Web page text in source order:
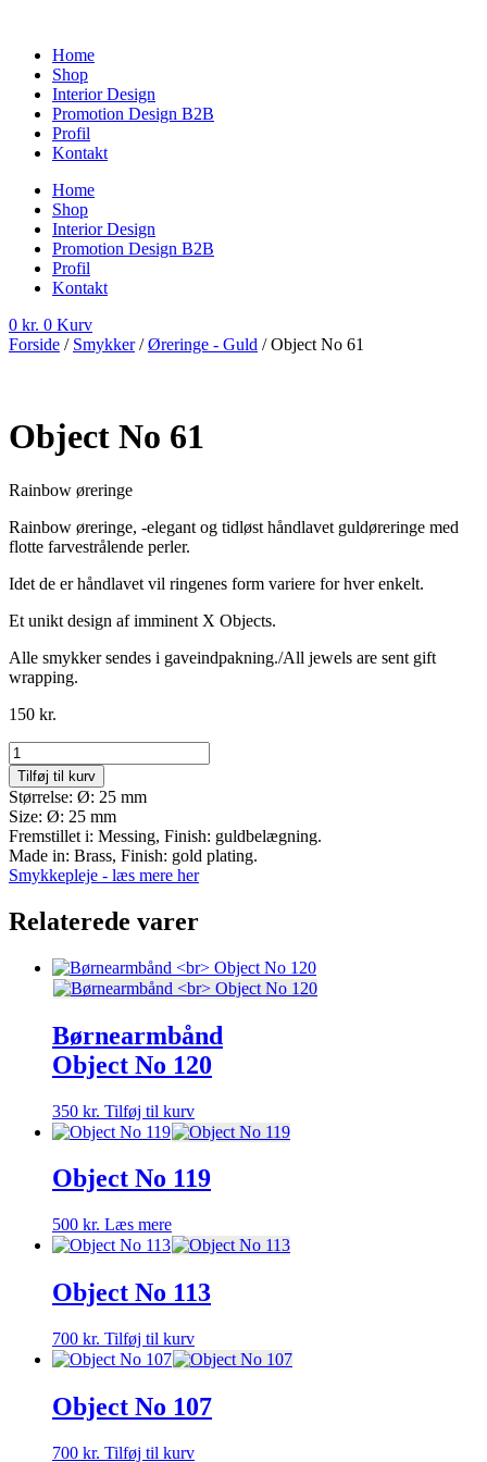
indholdHome
Shop
Interior Design
Promotion Design B2B
Profil
Kontakt
Home
Shop
Interior Design
Promotion Design B2B
Profil
Kontakt
0 kr. 0 Kurv
Forside / Smykker/Øreringe - Guld / Object No 61
Object No 61
Rainbow øreringe
Rainbow øreringe, -elegant og tidløst håndlavet guldøreringe med
flotte farvestrålende perler.
Idet de er håndlavet vil ringenes form variere for hver enkelt.
Et unikt design af imminent X Objects.
Alle smykker sendes i gaveindpakning./All jewels are sent gift
wrapping.
150 kr.
Object
No
61
antal
Tilføj til kurv
Størrelse: Ø: 25 mm
Size: Ø: 25 mm
Fremstillet i: Messing, Finish: guldbelægning.
Made in: Brass, Finish: gold plating.
Smykkepleje - læs mere her
Relaterede varer
Børnearmbånd
Object No 120
350 kr. Tilføj til kurv
Object No 119
500 kr. Læs mere
Object No 113
700 kr. Tilføj til kurv
Object No 107
700 kr. Tilføj til kurv